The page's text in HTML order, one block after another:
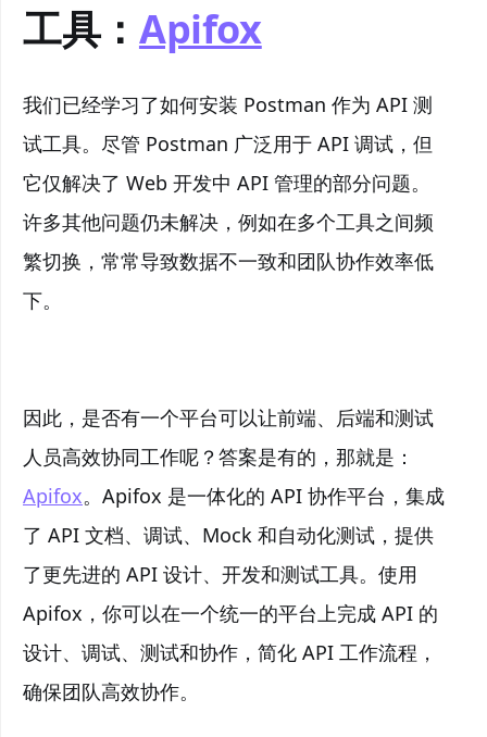
工具： Apifox
我们已经学习了如何安装 Postman 作为 API 测
试工具。尽管 Postman 广泛用于 API 调试，但
它仅解决了 Web 开发中 API 管理的部分问题。
许多其他问题仍未解决，例如在多个工具之间频
繁切换，常常导致数据不一致和团队协作效率低
下。
因此，是否有一个平台可以让前端、后端和测试
人员高效协同工作呢？答案是有的，那就是：
Apifox。Apifox 是一体化的 API 协作平台，集成
了 API 文档、调试、Mock 和自动化测试，提供
了更先进的 API 设计、开发和测试工具。使用
Apifox，你可以在一个统一的平台上完成 API 的
设计、调试、测试和协作，简化 API 工作流程，
确保团队高效协作。